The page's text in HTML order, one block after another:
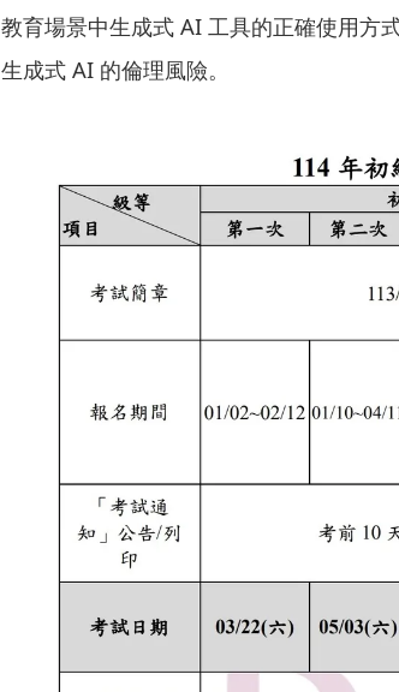
教育場景中生成式 AI 工具的正確使用方式
生成式 AI 的倫理風險。